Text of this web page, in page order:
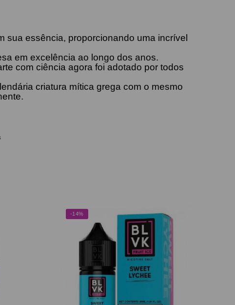
sua essência, proporcionando uma incrível
em excelência ao longo dos anos.
com ciência agora foi adotado por todos
criatura mítica grega com o mesmo
-14%